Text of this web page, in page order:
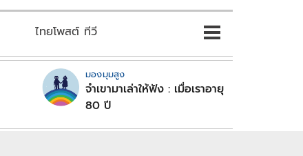
ไทยโพสต์ ทีวี
มองมุมสูง
จำเขามาเล่าให้ฟัง : เมื่อเราอายุ
80 ปี